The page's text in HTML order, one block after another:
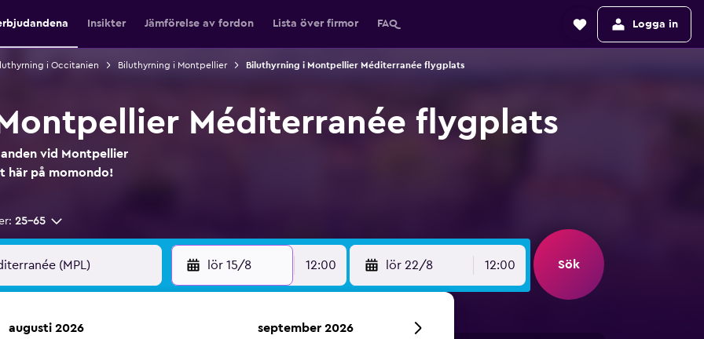
Insikter Jämförelse av fordon Lista över firmor FAQ Logga in
i Occitanien Biluthyrning i Montpellier Biluthyrning i Montpellier Méditerranée flygplats
Méditerranée flygplats
vid Montpellier
här på momondo!
25-65
lör 15/8 12:00 lör 22/8 12:00 Sök
augusti 2026 september 2026